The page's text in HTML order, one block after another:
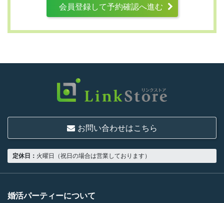
第3条 （利用資格）
いものとします。
18歳以上の独身者であること
男性は収入があること
当社の指定する環境でサービスを利用で
当社が企画するパーティープランに設定
会員登録して予約確認へ進む
お問い合わせはこちら
定休日： 火曜日（祝日の場合は営業しております）
婚活パーティーについて